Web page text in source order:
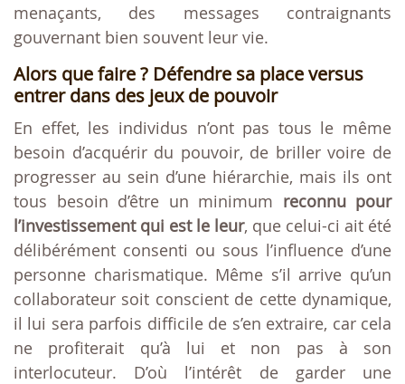
menaçants, des messages contraignants
gouvernant bien souvent leur vie.
Alors que faire ? Défendre sa place versus
entrer dans des jeux de pouvoir
En effet, les individus n’ont pas tous le même
besoin d’acquérir du pouvoir, de briller voire de
progresser au sein d’une hiérarchie, mais ils ont
tous besoin d’être un minimum reconnu pour
l’investissement qui est le leur, que celui-ci ait été
délibérément consenti ou sous l’influence d’une
personne charismatique. Même s’il arrive qu’un
collaborateur soit conscient de cette dynamique,
il lui sera parfois difficile de s’en extraire, car cela
ne profiterait qu’à lui et non pas à son
interlocuteur. D’où l’intérêt de garder une